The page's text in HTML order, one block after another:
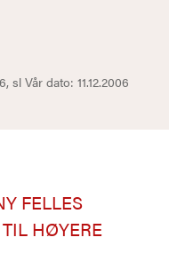
Vår dato: 11.12.2006
FELLES
HØYERE